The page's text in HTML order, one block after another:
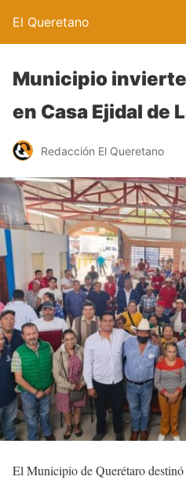
El Queretano
Municipio
en Casa Ejidal de
Redacción El Queretano
El Municipio de Querétaro destinó